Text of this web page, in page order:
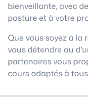
bienveillante, avec
posture et à votre
Que vous soyez à la
vous détendre ou
partenaires vous
cours adaptés à